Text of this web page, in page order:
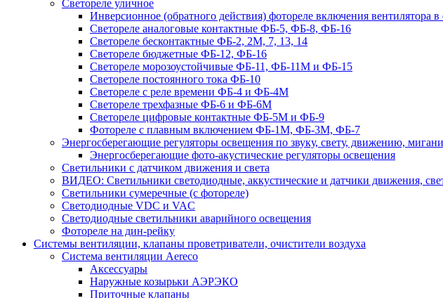
Светореле уличное
Инверсионное (обратного действия) фотореле включения вентилятора в
Светореле аналоговые контактные ФБ-5, ФБ-8, ФБ-16
Светореле бесконтактные ФБ-2, 2М, 7, 13, 14
Светореле бюджетные ФБ-12, ФБ-16
Светореле морозоустойчивые ФБ-11, ФБ-11М и ФБ-15
Светореле постоянного тока ФБ-10
Светореле с реле времени ФБ-4 и ФБ-4М
Светореле трехфазные ФБ-6 и ФБ-6М
Светореле цифровые контактные ФБ-5М и ФБ-9
Фотореле с плавным включением ФБ-1М, ФБ-3М, ФБ-7
Энергосберегающие регуляторы освещения по звуку, свету, движению,
Энергосберегающие фото-акустические регуляторы освещения
Светильники с датчиком движения и света
ВИДЕО: Светильники светодиодные, аккустические и датчики движения,
Светильники сумеречные (с фотореле)
Светодиодные VDC и VAC
Светодиодные светильники аварийного освещения
Фотореле на дин-рейку
Системы вентиляции, клапаны проветриватели, очистители воздуха
Система вентиляции Aereco
Аксессуары
Наружные козырьки АЭРЭКО
Приточные клапаны